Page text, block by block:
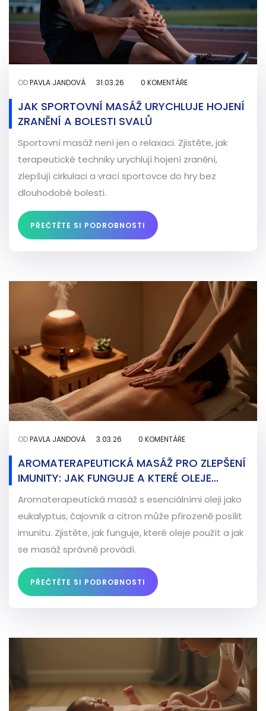
ODPAVLA JANDOVÁ 31.03.26 0 KOMENTÁŘE
JAK SPORTOVNÍ MASÁŽ URYCHLUJE HOJENÍ
ZRANĚNÍ A BOLESTI SVALŮ
Sportovní masáž není jen o relaxaci. Zjistěte, jak
terapeutické techniky urychlují hojení zranění,
zlepšují cirkulaci a vrací sportovce do hry bez
dlouhodobé bolesti.
PŘEČTĚTE SI PODROBNOSTI
ODPAVLA JANDOVÁ 3.03.26 0 KOMENTÁŘE
AROMATERAPEUTICKÁ MASÁŽ PRO ZLEPŠENÍ
IMUNITY: JAK FUNGUJE A KTERÉ OLEJE
Aromaterapeutická masáž s esenciálními oleji jako
eukalyptus, čajovník a citron může přirozeně posílit
imunitu. Zjistěte, jak funguje, které oleje použít a jak
se masáž správně provádí.
PŘEČTĚTE SI PODROBNOSTI